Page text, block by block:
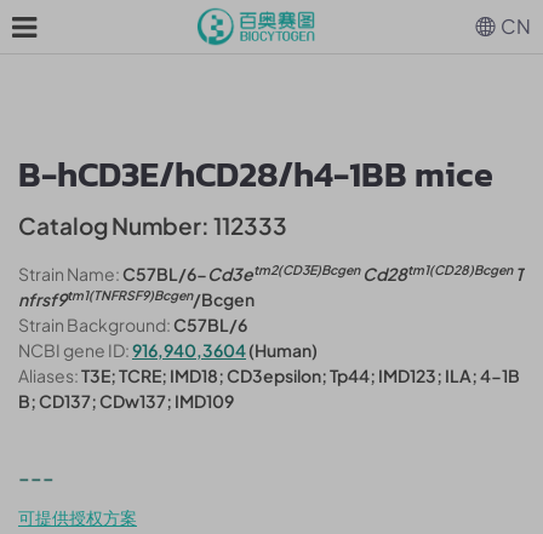
B-hCD3E/hCD28/h4-1BB mice
Catalog Number: 112333
Strain Name:C57BL/6-Cd3etm2(CD3E)BcgenCd28tm1(CD28)BcgenT
nfrsf9tm1(TNFRSF9)Bcgen/Bcgen
Strain Background:C57BL/6
NCBI gene ID:916,940,3604(Human)
Aliases:T3E; TCRE; IMD18; CD3epsilon; Tp44; IMD123; ILA; 4-1B
B; CD137; CDw137; IMD109
---
可提供授权方案
CN